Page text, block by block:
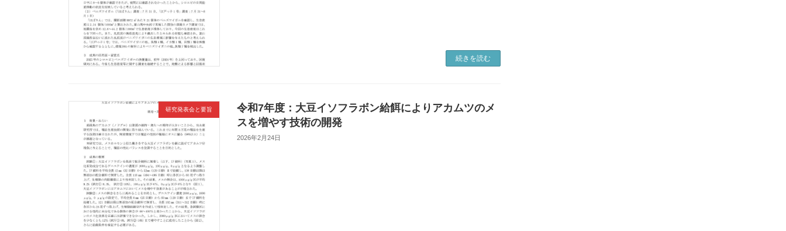
続きを読む
研究発表会と要旨
令和7年度：大豆イソフラボン給餌によりアカムツのメ
スを増やす技術の開発
2026年2月24日